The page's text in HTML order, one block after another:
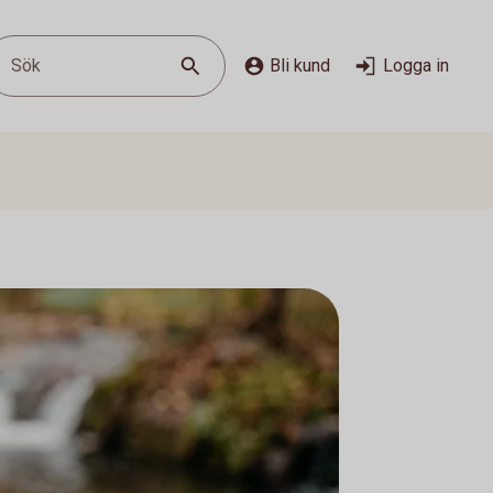
Sök Bli kund Logga in